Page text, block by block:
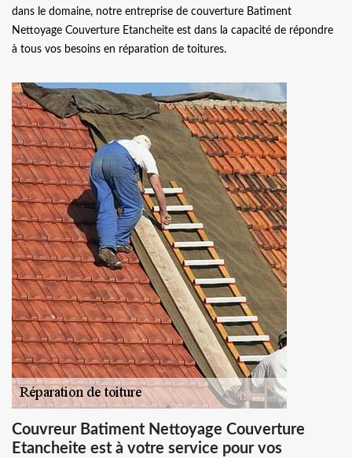
dans le domaine, notre entreprise de couverture Batiment
Nettoyage Couverture Etancheite est dans la capacité de répondre
à tous vos besoins en réparation de toitures.
Couvreur Batiment Nettoyage Couverture
Etancheite est à votre service pour vos